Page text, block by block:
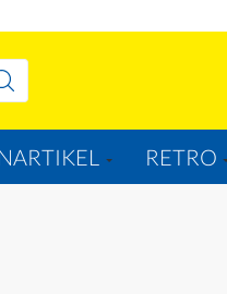
RETRO